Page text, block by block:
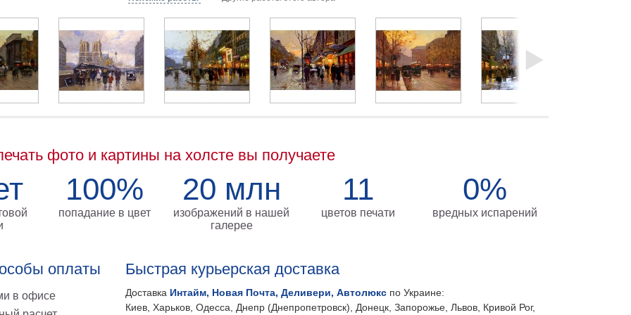
фото и картины на холсте вы получаете
100%
попадание в цвет
20 млн
изображений в нашей
галерее
11
цветов печати
0%
вредных испарений
оплаты
в офисе
Быстрая курьерская доставка
Доставка Интайм, Новая Почта, Деливери, Автолюкс по Украине:
Киев, Харьков, Одесса, Днепр (Днепропетровск), Донецк, Запорожье, Львов, Кривой Рог,